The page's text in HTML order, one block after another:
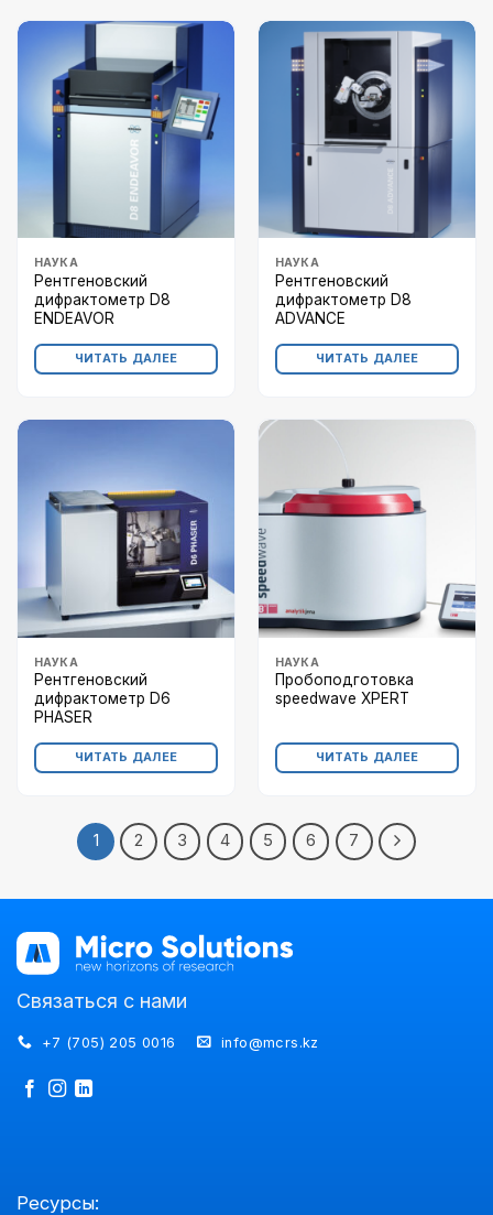
НАУКА
Рентгеновский
дифрактометр D8
ENDEAVOR
ЧИТАТЬ ДАЛЕЕ
НАУКА
Рентгеновский
дифрактометр D8
ADVANCE
ЧИТАТЬ ДАЛЕЕ
НАУКА
Рентгеновский
дифрактометр D6
PHASER
ЧИТАТЬ ДАЛЕЕ
НАУКА
Пробоподготовка
speedwave XPERT
ЧИТАТЬ ДАЛЕЕ
1 2 3 4 5 6 7
Связаться с нами
+7 (705) 205 0016 info@mcrs.kz
Ресурсы: